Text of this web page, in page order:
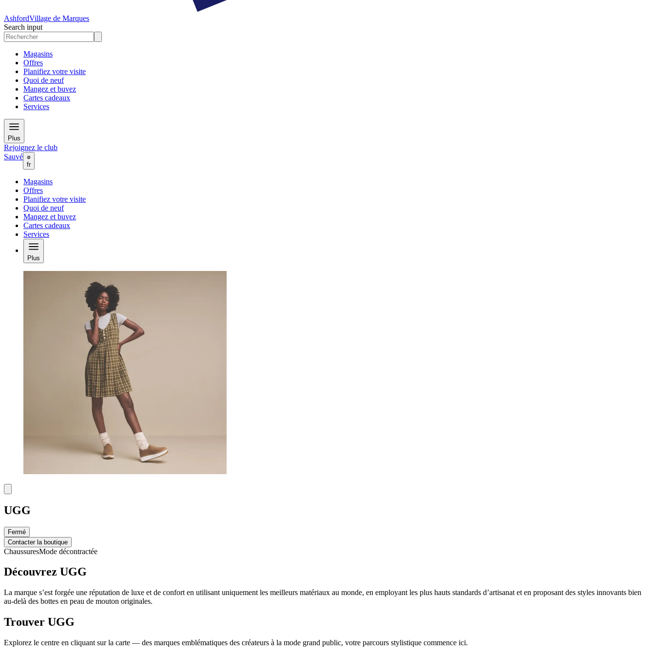
AshfordVillage de Marques
Search input
Magasins
Offres
Planifiez votre visite
Quoi de neuf
Mangez et buvez
Cartes cadeaux
Services
Plus
Rejoignez le club
Sauvé
fr
Magasins
Offres
Planifiez votre visite
Quoi de neuf
Mangez et buvez
Cartes cadeaux
Services
Plus
UGG
Fermé
Contacter la boutique
ChaussuresMode décontractée
Découvrez UGG
La marque s’est forgée une réputation de luxe et de confort en utilisant uniquement les meilleurs matériaux au monde, en employant les plus hauts standards d’artisanat et en proposant des styles innovants bien
au-delà des bottes en peau de mouton originales.
Trouver UGG
Explorez le centre en cliquant sur la carte — des marques emblématiques des créateurs à la mode grand public, votre parcours stylistique commence ici.